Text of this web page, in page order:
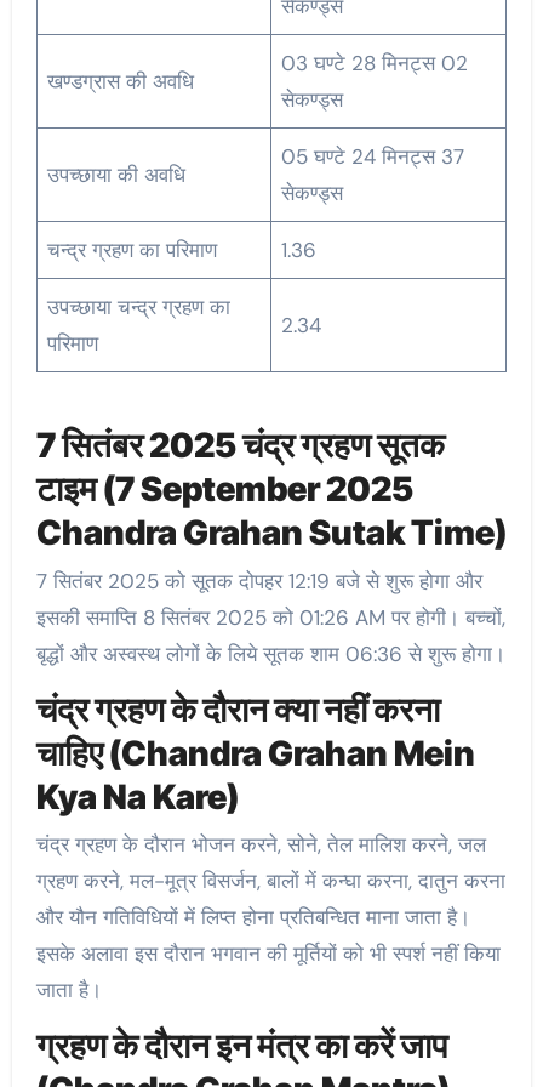
सेकण्ड्स
खण्डग्रास की अवधि
03 घण्टे 28 मिनट्स 02
सेकण्ड्स
उपच्छाया की अवधि
05 घण्टे 24 मिनट्स 37
सेकण्ड्स
चन्द्र ग्रहण का परिमाण 1.36
उपच्छाया चन्द्र ग्रहण का
परिमाण
2.34
7 सितंबर 2025 चंद्र ग्रहण सूतक
टाइम (7 September 2025
Chandra Grahan Sutak Time)
7 सितंबर 2025 को सूतक दोपहर 12:19 बजे से शुरू होगा और
इसकी समाप्ति 8 सितंबर 2025 को 01:26 AM पर होगी। बच्चों,
बृद्धों और अस्वस्थ लोगों के लिये सूतक शाम 06:36 से शुरू होगा।
चंद्र ग्रहण के दौरान क्या नहीं करना
चाहिए (Chandra Grahan Mein
Kya Na Kare)
चंद्र ग्रहण के दौरान भोजन करने, सोने, तेल मालिश करने, जल
ग्रहण करने, मल-मूत्र विसर्जन, बालों में कन्घा करना, दातुन करना
और यौन गतिविधियों में लिप्त होना प्रतिबन्धित माना जाता है।
इसके अलावा इस दौरान भगवान की मूर्तियों को भी स्पर्श नहीं किया
जाता है।
ग्रहण के दौरान इन मंत्र का करें जाप